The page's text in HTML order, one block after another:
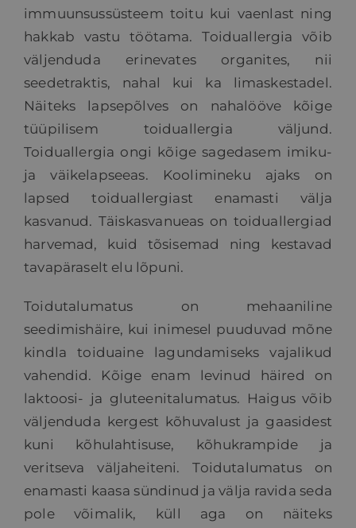
immuunsussüsteem toitu kui vaenlast ning
hakkab vastu töötama. Toiduallergia võib
väljenduda erinevates organites, nii
seedetraktis, nahal kui ka limaskestadel.
Näiteks lapsepõlves on nahalööve kõige
tüüpilisem toiduallergia väljund.
Toiduallergia ongi kõige sagedasem imiku-
ja väikelapseeas. Koolimineku ajaks on
lapsed toiduallergiast enamasti välja
kasvanud. Täiskasvanueas on toiduallergiad
harvemad, kuid tõsisemad ning kestavad
tavapäraselt elu lõpuni.
Toidutalumatus on mehaaniline
seedimishäire, kui inimesel puuduvad mõne
kindla toiduaine lagundamiseks vajalikud
vahendid. Kõige enam levinud häired on
laktoosi- ja gluteenitalumatus. Haigus võib
väljenduda kergest kõhuvalust ja gaasidest
kuni kõhulahtisuse, kõhukrampide ja
veritseva väljaheiteni. Toidutalumatus on
enamasti kaasa sündinud ja välja ravida seda
pole võimalik, küll aga on näiteks